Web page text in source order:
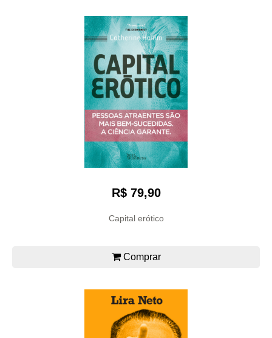
R$ 79,90
Capital erótico
Comprar